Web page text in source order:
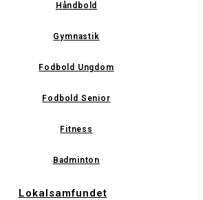
Håndbold
Gymnastik
Fodbold Ungdom
Fodbold Senior
Fitness
Badminton
Lokalsamfundet